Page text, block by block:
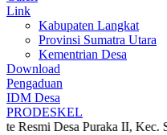
Link
Kabupaten Langkat
Provinsi Sumatra Utara
Kementrian Desa
Download
Pengaduan
IDM Desa
PRODESKEL
Puraka II, Kec. Sei